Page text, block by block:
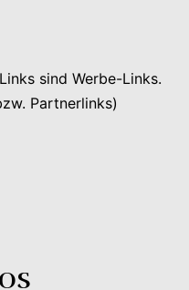
sind Werbe-Links.
Partnerlinks)